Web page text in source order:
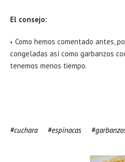
El consejo:
Como hemos comentado antes,
congeladas así como garbanzos
tenemos menos tiempo.
cuchara espinacas